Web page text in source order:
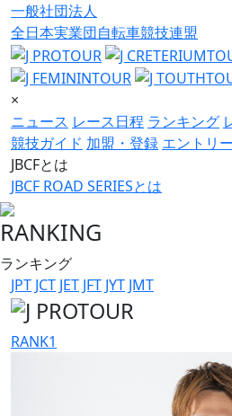
一般社団法人
全日本実業団自転車競技連盟
×
ニュース レース日程 ランキング
競技ガイド 加盟・登録 エントリー
JBCFとは
JBCF ROAD SERIESとは
RANKING
ランキング
JPT JCT JET JFT JYT JMT
RANK1